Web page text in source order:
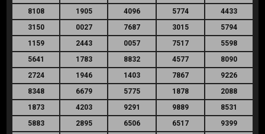
8108
1905 4096 5774
4433
3150
0027 7687 3015
5794
1159
2443 0057 7517
5598
5641
1783 8832 4577
8090
2724
1946 1403 7867
9226
8348
6679 5775 1878
2088
1873
4203 9291 9889
8531
5883
2895 6506 6517
9399